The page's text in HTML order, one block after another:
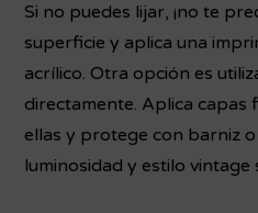
Si no puedes lijar, ¡no te
superficie y aplica una
acrílico. Otra opción es
directamente. Aplica capas
ellas y protege con barniz
luminosidad y estilo vintage